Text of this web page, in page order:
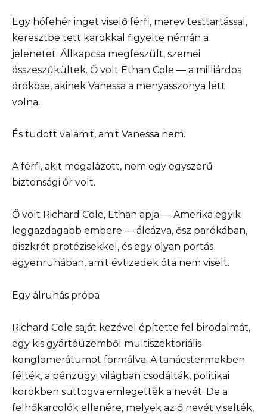
Egy hófehér inget viselő férfi, merev testtartással,
keresztbe tett karokkal figyelte némán a
jelenetet. Állkapcsa megfeszült, szemei
összeszűkültek. Ő volt Ethan Cole — a milliárdos
örököse, akinek Vanessa a menyasszonya lett
volna.
És tudott valamit, amit Vanessa nem.
A férfi, akit megalázott, nem egy egyszerű
biztonsági őr volt.
Ő volt Richard Cole, Ethan apja — Amerika egyik
leggazdagabb embere — álcázva, ősz parókában,
diszkrét protézisekkel, és egy olyan portás
egyenruhában, amit évtizedek óta nem viselt.
Egy álruhás próba
Richard Cole saját kezével építette fel birodalmát,
egy kis gyártóüzemből multiszektoriális
konglomerátumot formálva. A tanácstermekben
félték, a pénzügyi világban csodálták, politikai
körökben suttogva emlegették a nevét. De a
felhőkarcolók ellenére, melyek az ő nevét viselték,